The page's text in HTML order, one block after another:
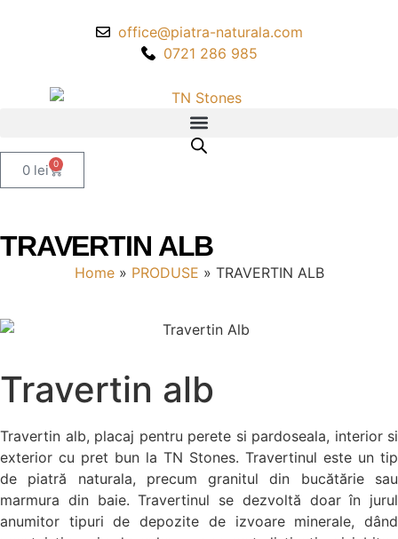
office@piatra-naturala.com
0721 286 985
0 lei 0
TRAVERTIN ALB
Home» PRODUSE » TRAVERTIN ALB
Travertin alb
Travertin alb, placaj pentru perete si pardoseala, interior si
exterior cu pret bun la TN Stones. Travertinul este un tip
de piatră naturala, precum granitul din bucătărie sau
marmura din baie. Travertinul se dezvoltă doar în jurul
anumitor tipuri de depozite de izvoare minerale, dând